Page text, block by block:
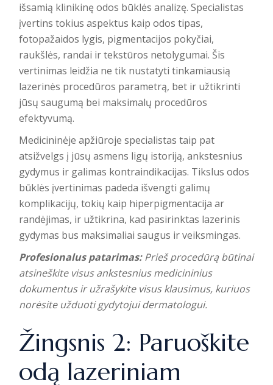
išsamią klinikinę odos būklės analizę. Specialistas
įvertins tokius aspektus kaip odos tipas,
fotopažaidos lygis, pigmentacijos pokyčiai,
raukšlės, randai ir tekstūros netolygumai. Šis
vertinimas leidžia ne tik nustatyti tinkamiausią
lazerinės procedūros parametrą, bet ir užtikrinti
jūsų saugumą bei maksimalų procedūros
efektyvumą.
Medicininėje apžiūroje specialistas taip pat
atsižvelgs į jūsų asmens ligų istoriją, ankstesnius
gydymus ir galimas kontraindikacijas. Tikslus odos
būklės įvertinimas padeda išvengti galimų
komplikacijų, tokių kaip hiperpigmentacija ar
randėjimas, ir užtikrina, kad pasirinktas lazerinis
gydymas bus maksimaliai saugus ir veiksmingas.
Profesionalus patarimas: Prieš procedūrą būtinai
atsineškite visus ankstesnius medicininius
dokumentus ir užrašykite visus klausimus, kuriuos
norėsite užduoti gydytojui dermatologui.
Žingsnis 2: Paruoškite
odą lazeriniam